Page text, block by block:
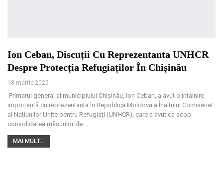
Ion Ceban, Discuții Cu Reprezentanta UNHCR
Despre Protecția Refugiaților În Chișinău
18 martie 2025
Primarul general al municipiului Chișinău, Ion Ceban, a avut o întâlnire
importantă cu reprezentanta în Republica Moldova a Înaltului Comisariat
al Națiunilor Unite pentru Refugiați (UNHCR), care a avut ca scop
consolidarea măsurilor de…
MAI MULT...